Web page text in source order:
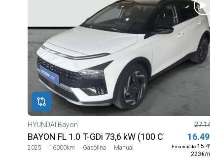
HYUNDAI Bayon
BAYON FL 1.0 T-GDi 73,6 kW (100 CV) Híbrido
2025 16000km Gasolina Manual Financiado
223€/